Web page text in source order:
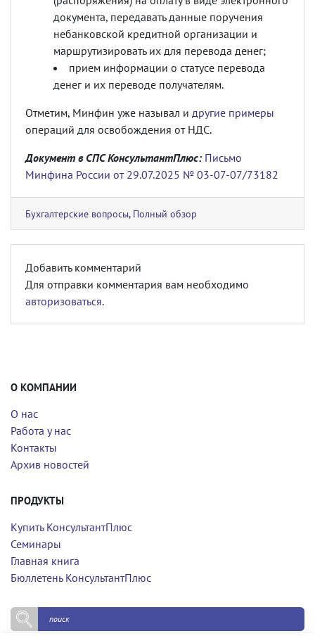
документа, передавать данные поручения
небанковской кредитной организации и
маршрутизировать их для перевода денег;
прием информации о статусе перевода
денег и их переводе получателям.
Отметим, Минфин уже называл и другие примеры
операций для освобождения от НДС.
Документ в СПС КонсультантПлюс: Письмо
Минфина России от 29.07.2025 № 03-07-07/73182
Бухгалтерские вопросы, Полный обзор
Добавить комментарий
Для отправки комментария вам необходимо
авторизоваться.
О КОМПАНИИ
О нас
Работа у нас
Контакты
Архив новостей
ПРОДУКТЫ
Купить КонсультантПлюс
Семинары
Главная книга
Бюллетень КонсультантПлюс